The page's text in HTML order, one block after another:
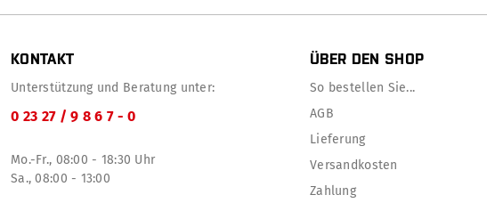
KONTAKT
Unterstützung und Beratung unter:
0 23 27 / 9 8 6 7 - 0
Mo.-Fr., 08:00 - 18:30 Uhr
Sa., 08:00 - 13:00
ÜBER DEN SHOP
So bestellen Sie...
AGB
Lieferung
Versandkosten
Zahlung